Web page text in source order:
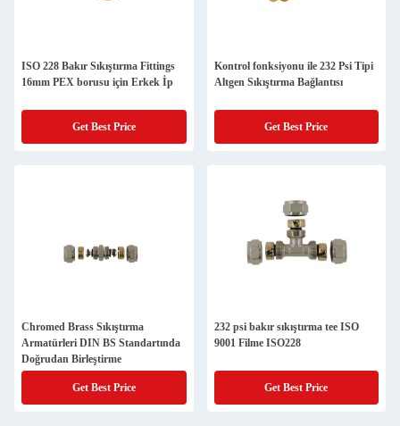
ISO 228 Bakır Sıkıştırma Fittings
16mm PEX borusu için Erkek İp
Get Best Price
Kontrol fonksiyonu ile 232 Psi Tipi
Altgen Sıkıştırma Bağlantısı
Get Best Price
Chromed Brass Sıkıştırma
Armatürleri DIN BS Standartında
Doğrudan Birleştirme
Get Best Price
232 psi bakır sıkıştırma tee ISO
9001 Filme ISO228
Get Best Price